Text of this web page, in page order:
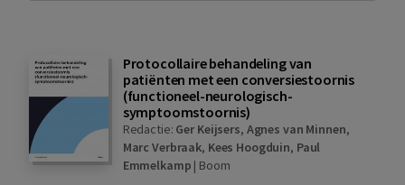
Protocollaire behandeling van
patiënten met een conversiestoornis
(functioneel-neurologisch-
symptoomstoornis)
Redactie: Ger Keijsers, Agnes van Minnen,
Marc Verbraak, Kees Hoogduin, Paul
Emmelkamp | Boom